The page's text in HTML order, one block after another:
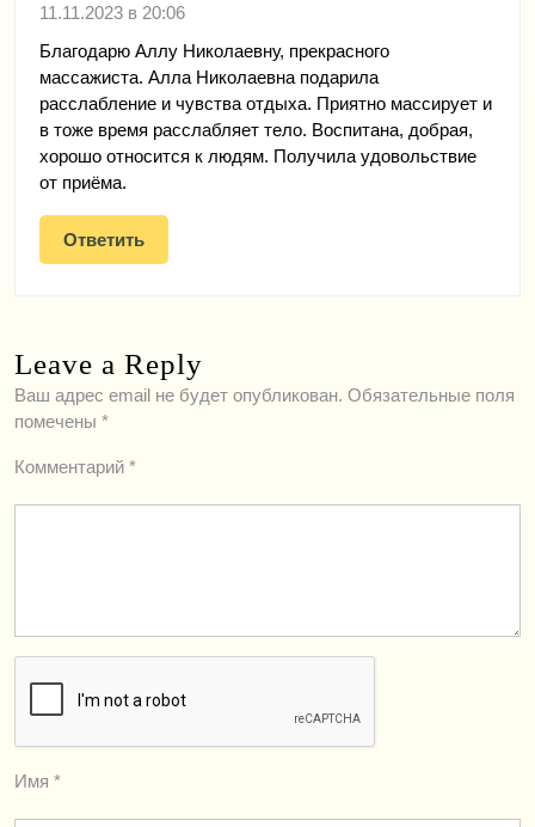
11.11.2023 в 20:06
Благодарю Аллу Николаевну, прекрасного
массажиста. Алла Николаевна подарила
расслабление и чувства отдыха. Приятно массирует и
в тоже время расслабляет тело. Воспитана, добрая,
хорошо относится к людям. Получила удовольствие
от приёма.
Ответить
Leave a Reply
Ваш адрес email не будет опубликован. Обязательные поля
помечены *
Комментарий *
Имя *